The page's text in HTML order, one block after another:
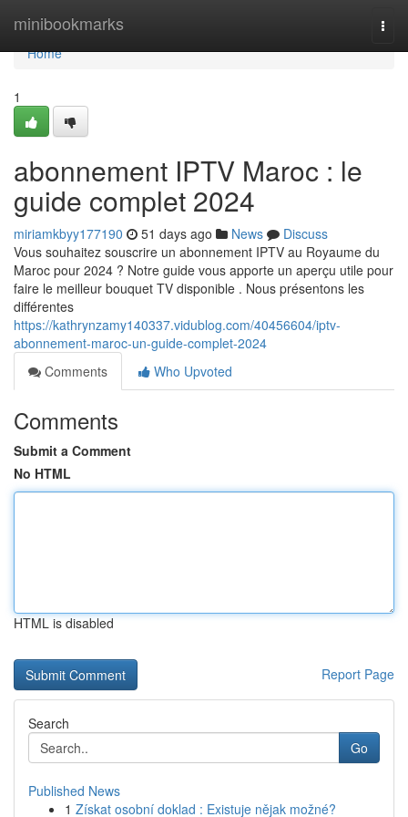
minibookmarks
Home
Home
1
abonnement IPTV Maroc : le
guide complet 2024
miriamkbyy177190 51 days ago News
Discuss
Vous souhaitez souscrire un abonnement IPTV au Royaume du
Maroc pour 2024 ? Notre guide vous apporte un aperçu utile pour
faire le meilleur bouquet TV disponible . Nous présentons les
différentes
https://kathrynzamy140337.vidublog.com/40456604/iptv-
abonnement-maroc-un-guide-complet-2024
Comments
Who Upvoted
Comments
Submit a Comment
No HTML
HTML is disabled
Report Page
Search
Go
Published News
1 Získat osobní doklad : Existuje nějak možné?